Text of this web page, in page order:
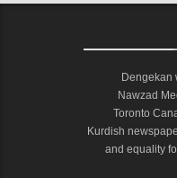
Dengekan
Nawzad
Toronto
Kurdish
and equality